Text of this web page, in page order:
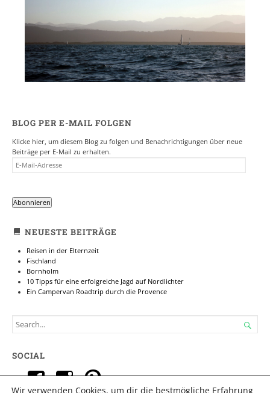
BLOG PER E-MAIL FOLGEN
Klicke hier, um diesem Blog zu folgen und Benachrichtigungen über neue
Beiträge per E-Mail zu erhalten.
E-
MAIL-
Abonnieren
NEUESTE BEITRÄGE
Reisen in der Elternzeit
Fischland
Bornholm
10 Tipps für eine erfolgreiche Jagd auf Nordlichter
Ein Campervan Roadtrip durch die Provence
SEARCH
FOR...

SOCIAL
ProfilProfilProfil
Wir verwenden Cookies, um dir die bestmögliche Erfahrung